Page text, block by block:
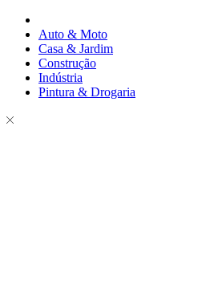
Auto & Moto
Casa & Jardim
Construção
Indústria
Pintura & Drogaria